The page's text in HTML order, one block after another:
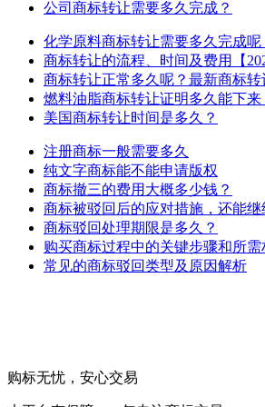
公司商标转让需要多久完成？
化学原料商标转让需要多久完成呢
商标转让的流程、时间及费用【
商标转让正常多久呢？最新商标转
燃料油脂商标转让证明多久能下
美国商标转让时间是多久？
注册商标一般需要多久
纯文字商标能不能申请版权
商标撤三的费用大概多少钱？
商标被驳回后的应对措施，还能继
商标驳回处理期限是多久？
购买商标过程中的关键步骤和所需
常见的商标驳回类型及原因解析
购标无忧，安心交易